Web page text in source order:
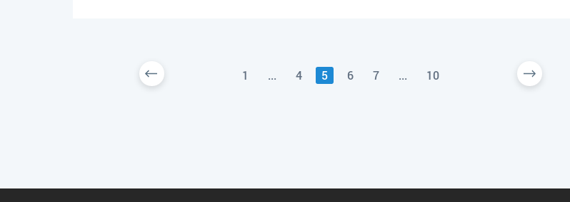
1 ... 4 5 6 7 ... 10